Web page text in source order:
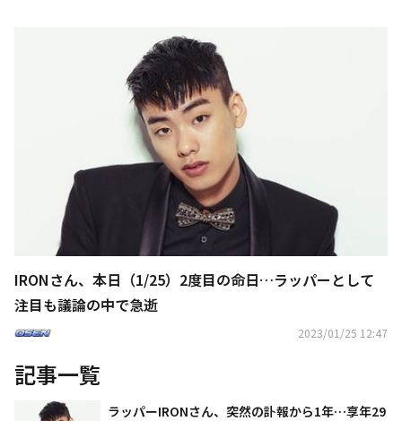
IRONさん、本日（1/25）2度目の命日…ラッパーとして
注目も議論の中で急逝
2023/01/25 12:47
記事一覧
ラッパーIRONさん、突然の訃報から1年…享年29